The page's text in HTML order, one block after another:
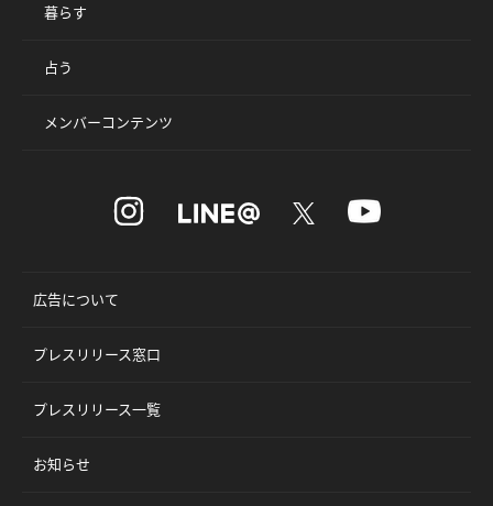
暮らす
占う
メンバーコンテンツ
広告について
プレスリリース窓口
プレスリリース一覧
お知らせ